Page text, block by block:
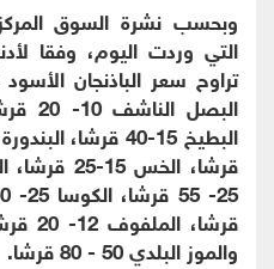
وبحسب نشرة السوق
التي وردت اليوم، وفقا
والموز البلدي 50 - 80 قرشا.